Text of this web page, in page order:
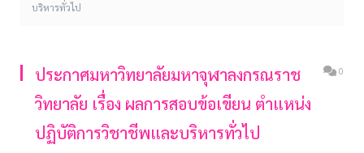
บริหารทั่วไป
ประกาศมหาวิทยาลัยมหาจุฬาลงกรณราช
วิทยาลัย เรื่อง ผลการสอบข้อเขียน ตำแหน่ง
ปฏิบัติการวิชาชีพและบริหารทั่วไป
0